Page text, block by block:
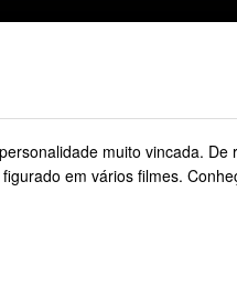
muito vincada.
em vários filmes.